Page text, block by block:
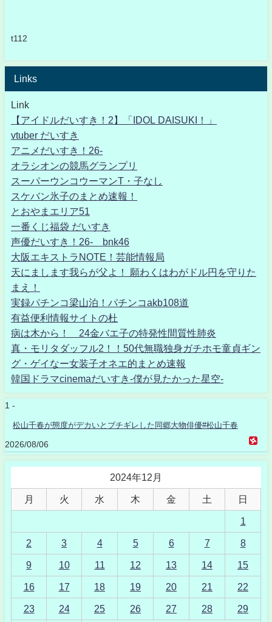
t112
Links
Link
【アイドルだいすき！2】「IDOL DAISUKI！」
vtuber だいすき
アニメだいすき！26-
オラシオンの競馬グランプリ
スーパーウンコウーマンT・子なし
スケバン氷子のまとめ速報！
とおやまエリア51
一番くじ福袋 だいすき
声優だいすき！26- bnk46
大阪エキストラNOTE！芸能情報局
天にまします我らが父よ！ 願わくはわがドル円を守りた
まえ！
実録パチンコ梁山泊！パチンコakb108道
有益便利情報サイトの杜
病は木から！ 24金バエ子の特発性間質性肺炎
真・モリタダッフル2！！50代無職独身ガチホモ童貞ギン
グ・ゲイなー女装子オネエ的まとめ速報
韓国ドラマcinemaだいすき-僕が見たかった星空-
1 -
松山千春が態度がデカいとブチギレした同郷大物俳優#松山千春
2026/08/06
2024年12月
月 火 水 木 金 土 日
1
2 3 4 5 6 7 8
9 10 11 12 13 14 15
16 17 18 19 20 21 22
23 24 25 26 27 28 29